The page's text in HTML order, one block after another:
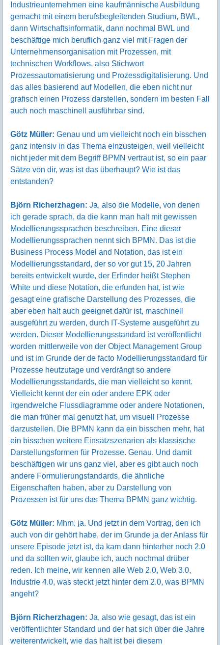
Industrieunternehmen eine kaufmännische Ausbildung
gemacht mit einem berufsbegleitenden Studium, BWL,
dann Wirtschaftsinformatik, dann nochmal BWL und
beschäftige mich beruflich ganz viel mit Fragen der
Unternehmensorganisation mit Prozessen, mit
technischen Workflows, also Stichwort
Prozessautomatisierung und Prozessdigitalisierung. Und
das alles basierend auf Modellen, die eben nicht nur
grafisch einen Prozess darstellen, sondern im besten Fall
auch noch maschinell ausführbar sind.
Götz Müller: Genau und um vielleicht noch ein bisschen
ganz intensiv in das Thema einzusteigen, weil vielleicht
nicht jeder mit dem Begriff BPMN vertraut ist, so ein paar
Sätze von dir, was ist das überhaupt? Wie ist das
entstanden?
Björn Richerzhagen: Ja, also die Modelle, von denen
ich gerade sprach, da die kann man halt mit gewissen
Modellierungssprachen beschreiben. Eine dieser
Modellierungssprachen nennt sich BPMN. Das ist die
Business Process Model and Notation, das ist ein
Modellierungsstandard, der so vor gut 15, 20 Jahren
bereits entwickelt wurde, der Erfinder heißt Stephen
White und diese Notation, die erfunden hat, ist wie
gesagt eine grafische Darstellung des Prozesses, die
aber eben halt auch geeignet dafür ist, maschinell
ausgeführt zu werden, durch IT-Systeme ausgeführt zu
werden. Dieser Modellierungsstandard ist veröffentlicht
worden mittlerweile von der Object Management Group
und ist im Grunde der de facto Modellierungsstandard für
Prozesse heutzutage und verdrängt so andere
Modellierungsstandards, die man vielleicht so kennt.
Vielleicht kennt der ein oder andere EPK oder
irgendwelche Flussdiagramme oder andere Notationen,
die man früher mal genutzt hat, um visuell Prozesse
darzustellen. Die BPMN kann da ein bisschen mehr, hat
ein bisschen weitere Einsatzszenarien als klassische
Darstellungsformen für Prozesse. Genau. Und damit
beschäftigen wir uns ganz viel, aber es gibt auch noch
andere Formulierungstandards, die ähnliche
Eigenschaften haben, aber zu Darstellung von
Prozessen ist für uns das Thema BPMN ganz wichtig.
Götz Müller: Mhm, ja. Und jetzt in dem Vortrag, den ich
auch von dir gehört habe, der im Grunde ja der Anlass für
unsere Episode jetzt ist, da kam dann hinterher noch 2.0
und da sollten wir, glaube ich, auch nochmal drüber
reden. Ich meine, wir kennen alle Web 2.0, Web 3.0,
Industrie 4.0, was steckt jetzt hinter dem 2.0, was BPMN
angeht?
Björn Richerzhagen: Ja, also wie gesagt, das ist ein
veröffentlichter Standard und der hat sich über die Jahre
weiterentwickelt, wie das halt ist bei diesem